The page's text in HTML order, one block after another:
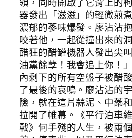
領，同時開啟了它背上的
器發出「滋滋」的輕微煎
濃郁的蔘味爆發。廖沾沾
咬著他，一起從撞出來的
醋狂的醋罐機器人發出尖
油黨餘孽！我會追上你！
內剩下的所有空盤子被醋
了最後的哀鳴。廖沾沾的
險，就在這片蒜泥、中藥
拉開了帷幕。《平行泊車
戰》何手殘的人生，被兩